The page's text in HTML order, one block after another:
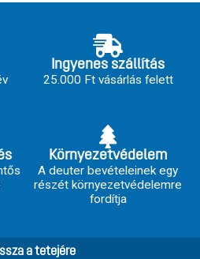
Ingyenes szállítás
25.000 Ft vásárlás felett
Környezetvédelem
A deuter bevételeinek egy
részét környezetvédelemre
fordítja
a tetejére